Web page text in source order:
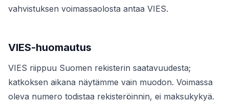
vahvistuksen voimassaolosta antaa VIES.
VIES-huomautus
VIES riippuu Suomen rekisterin saatavuudesta;
katkoksen aikana näytämme vain muodon. Voimassa
oleva numero todistaa rekisteröinnin, ei maksukykyä.